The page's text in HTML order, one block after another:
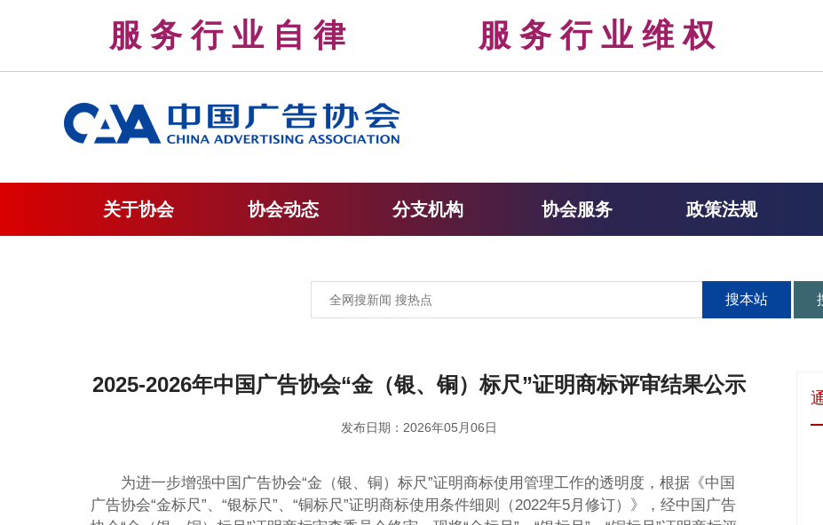
服 务 行 业 自 律 服 务 行 业 维 权
关于协会 协会动态 分支机构 协会服务 政策法规
搜本站
2025-2026年中国广告协会“金（银、铜）标尺”证明商标评审结果公示
发布日期：2026年05月06日
为进一步增强中国广告协会“金（银、铜）标尺”证明商标使用管理工作的透明度，根据《中国
广告协会“金标尺”、“银标尺”、“铜标尺”证明商标使用条件细则（2022年5月修订）》，经中国广告